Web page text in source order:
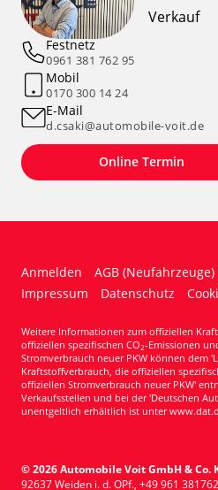
Verkauf
Festnetz
0961 381 762 95
Mobil
0170 300 14 24
E-Mail
d.csaki@automobile-voit.de
Online Termin
Anmelden AGB (Neufahrzeuge)
Impressum
Datenschutz
Weitere Informationen zum offiziellen
offiziellen spezifischen CO2-Emissionen
Stromverbrauch neuer PKW können dem
Kraftstoffverbrauch, die offiziellen
offiziellen Stromverbrauch neuer PKW'
Verkaufsstellen und bei der 'Deutschen
unentgeltlich erhältlich ist unter
© 2026Automobile Voit GmbH & Co.
92637Weiden i. d. OPf., +49 961